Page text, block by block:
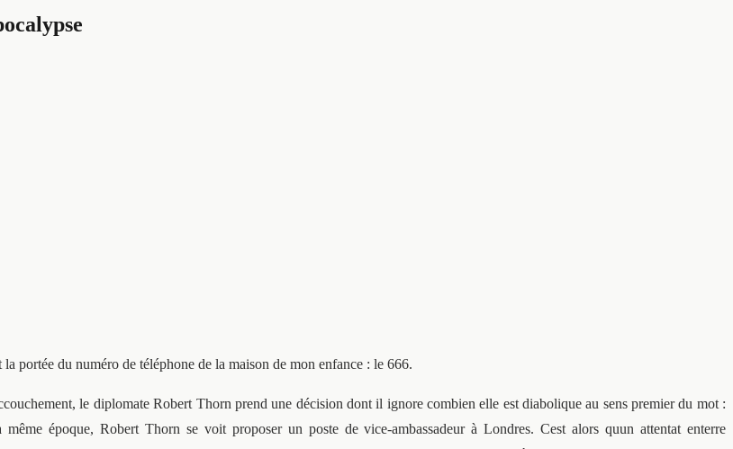
portée du numéro de téléphone de la maison de mon enfance : le 666.
le diplomate Robert Thorn prend une décision dont il ignore combien elle est diabolique au sens premier du mot :
époque, Robert Thorn se voit proposer un poste de vice-ambassadeur à Londres. Cest alors quun attentat enterre